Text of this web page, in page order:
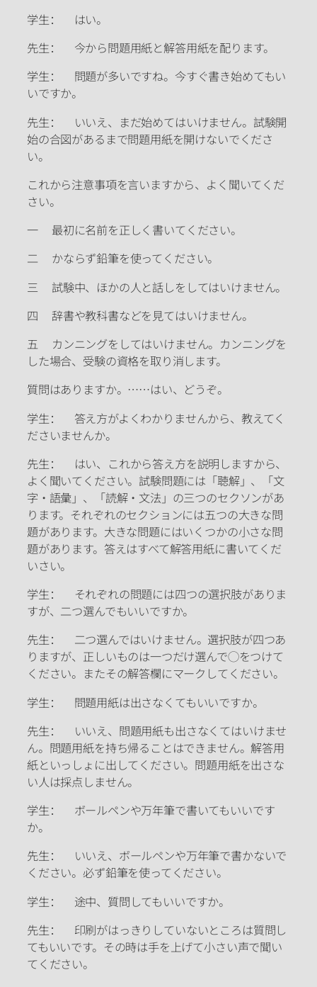
学生： はい。
先生： 今から問題用紙と解答用紙を配ります。
学生： 問題が多いですね。今すぐ書き始めてもい
いですか。
先生： いいえ、まだ始めてはいけません。試験開
始の合図があるまで問題用紙を開けないでくださ
い。
これから注意事項を言いますから、よく聞いてくだ
さい。
一 最初に名前を正しく書いてください。
二 かならず鉛筆を使ってください。
三 試験中、ほかの人と話しをしてはいけません。
四 辞書や教科書などを見てはいけません。
五 カンニングをしてはいけません。カンニングを
した場合、受験の資格を取り消します。
質問はありますか。……はい、どうぞ。
学生： 答え方がよくわかりませんから、教えてく
ださいませんか。
先生： はい、これから答え方を説明しますから、
よく聞いてください。試験問題には「聴解」、「文
字・語彙」、「読解・文法」の三つのセクソンがあ
ります。それぞれのセクションには五つの大きな問
題があります。大きな問題にはいくつかの小さな問
題があります。答えはすべて解答用紙に書いてくだ
いさい。
学生： それぞれの問題には四つの選択肢がありま
すが、二つ選んでもいいですか。
先生： 二つ選んではいけません。選択肢が四つあ
りますが、正しいものは一つだけ選んで◯をつけて
ください。またその解答欄にマークしてください。
学生： 問題用紙は出さなくてもいいですか。
先生： いいえ、問題用紙も出さなくてはいけませ
ん。問題用紙を持ち帰ることはできません。解答用
紙といっしょに出してください。問題用紙を出さな
い人は採点しません。
学生： ボールペンや万年筆で書いてもいいです
か。
先生： いいえ、ボールペンや万年筆で書かないで
ください。必ず鉛筆を使ってください。
学生： 途中、質問してもいいですか。
先生： 印刷がはっきりしていないところは質問し
てもいいです。その時は手を上げて小さい声で聞い
てください。